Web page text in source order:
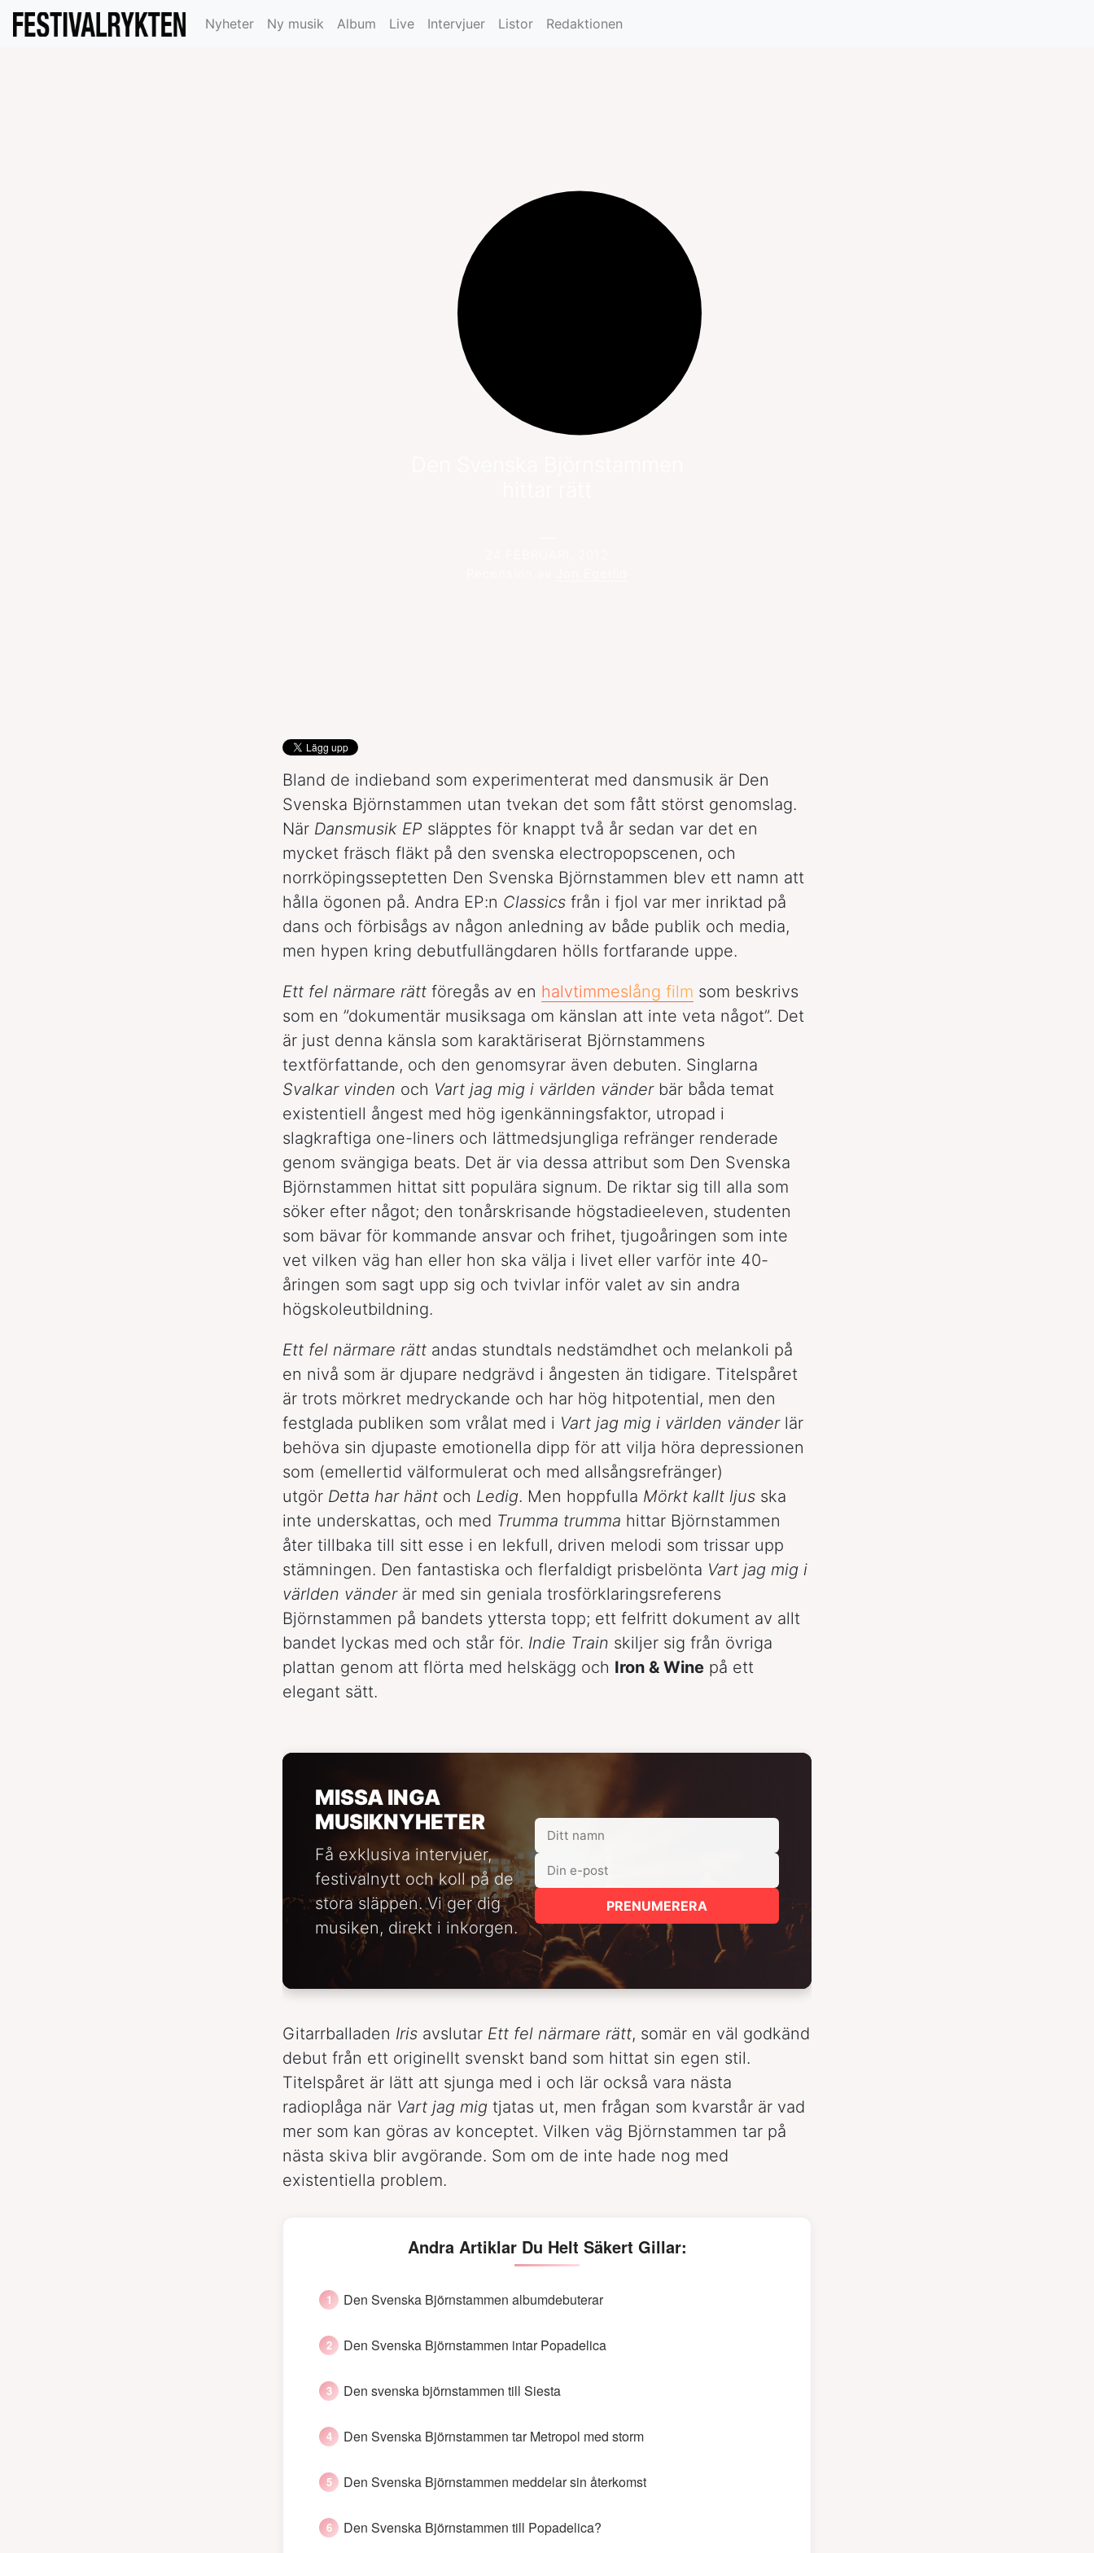
Nyheter Ny musik Album Live Intervjuer Listor Redaktionen
Bland de indieband som experimenterat med dansmusik är Den
Svenska Björnstammen utan tvekan det som fått störst genomslag.
När Dansmusik EP släpptes för knappt två år sedan var det en
mycket fräsch fläkt på den svenska electropopscenen, och
norrköpingsseptetten Den Svenska Björnstammen blev ett namn att
hålla ögonen på. Andra EP:n Classics från i fjol var mer inriktad på
dans och förbisågs av någon anledning av både publik och media,
men hypen kring debutfullängdaren hölls fortfarande uppe.
Ett fel närmare rätt föregås av en halvtimmeslång film som beskrivs
som en ”dokumentär musiksaga om känslan att inte veta något”. Det
är just denna känsla som karaktäriserat Björnstammens
textförfattande, och den genomsyrar även debuten. Singlarna
Svalkar vinden och Vart jag mig i världen vänderbär båda temat
existentiell ångest med hög igenkänningsfaktor, utropad i
slagkraftiga one-liners och lättmedsjungliga refränger renderade
genom svängiga beats. Det är via dessa attribut som Den Svenska
Björnstammen hittat sitt populära signum. De riktar sig till alla som
söker efter något; den tonårskrisande högstadieeleven, studenten
som bävar för kommande ansvar och frihet, tjugoåringen som inte
vet vilken väg han eller hon ska välja i livet eller varför inte 40-
åringen som sagt upp sig och tvivlar inför valet av sin andra
högskoleutbildning.
Ett fel närmare rätt andas stundtals nedstämdhet och melankoli på
en nivå som är djupare nedgrävd i ångesten än tidigare. Titelspåret
är trots mörkret medryckande och har hög hitpotential, men den
festglada publiken som vrålat med i Vart jag mig i världen vänderlär
behöva sin djupaste emotionella dipp för att vilja höra depressionen
som (emellertid välformulerat och med allsångsrefränger)
utgör Detta har hänt och Ledig. Men hoppfulla Mörkt kallt ljus ska
inte underskattas, och med Trumma trumma hittar Björnstammen
åter tillbaka till sitt esse i en lekfull, driven melodi som trissar upp
stämningen. Den fantastiska och flerfaldigt prisbelönta Vart jag mig i
världen vänder är med sin geniala trosförklaringsreferens
Björnstammen på bandets yttersta topp; ett felfritt dokument av allt
bandet lyckas med och står för. Indie Train skiljer sig från övriga
plattan genom att flörta med helskägg och Iron & Wine på ett
elegant sätt.
MISSA INGA
MUSIKNYHETER
Få exklusiva intervjuer,
festivalnytt och koll på de
stora släppen. Vi ger dig
musiken, direkt i inkorgen.
PRENUMERERA
Gitarrballaden Iris avslutar Ett fel närmare rätt, somär en väl godkänd
debut från ett originellt svenskt band som hittat sin egen stil.
Titelspåret är lätt att sjunga med i och lär också vara nästa
radioplåga när Vart jag mig tjatas ut, men frågan som kvarstår är vad
mer som kan göras av konceptet. Vilken väg Björnstammen tar på
nästa skiva blir avgörande. Som om de inte hade nog med
existentiella problem.
Andra Artiklar Du Helt Säkert Gillar:
Den Svenska Björnstammen albumdebuterar
Den Svenska Björnstammen intar Popadelica
Den svenska björnstammen till Siesta
Den Svenska Björnstammen tar Metropol med storm
Den Svenska Björnstammen meddelar sin återkomst
Den Svenska Björnstammen till Popadelica?